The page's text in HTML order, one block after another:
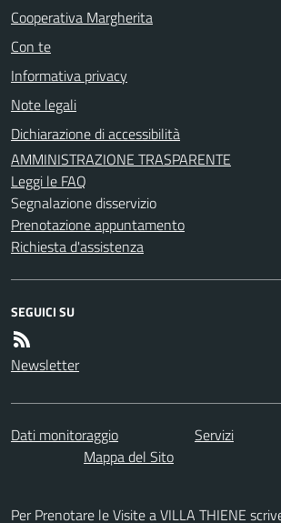
Cooperativa Margherita
Con te
Informativa privacy
Note legali
Dichiarazione di accessibilità
AMMINISTRAZIONE TRASPARENTE
Leggi le FAQ
Segnalazione disservizio
Prenotazione appuntamento
Richiesta d'assistenza
SEGUICI SU
Newsletter
Dati monitoraggio Servizi
Mappa del Sito
Per Prenotare le Visite a VILLA THIENE